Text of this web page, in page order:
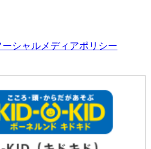
シャルメディアポリシー